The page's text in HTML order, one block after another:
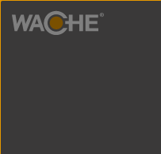
Zum Hauptinhalt springen